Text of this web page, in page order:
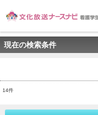
現在の検索条件
14件